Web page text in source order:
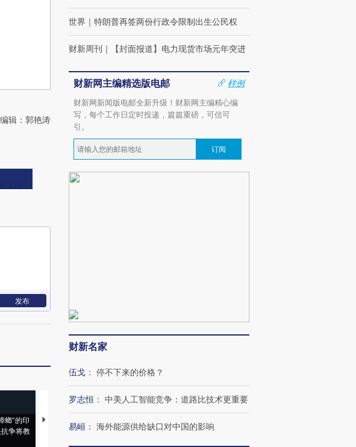
辑：郭艳涛
发布
螂”的印
争将教
视线｜“入侵”还是“人道危
机”？难民潮撕裂西班牙
湖北宜昌局部短时降雨
128毫米 紧急转移近
世界 ｜ 特朗普再签两份行政令限制出生公民权
财新周刊 ｜ 【封面报道】电力现货市场元年突进
财新网主编精选版电邮
样例
财新网新闻版电邮全新升级！财新网主编精心编
写，每个工作日定时投递，篇篇重磅，可信可
引。
订阅
财新名家
伍戈 ： 停不下来的价格？
罗志恒 ： 中美人工智能竞争：道路比技术更重要
易峘 ： 海外能源供给缺口对中国的影响